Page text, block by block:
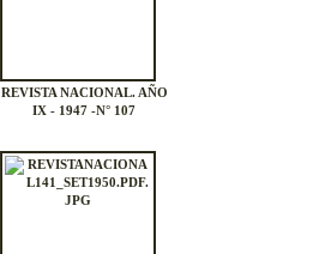
REVISTA NACIONAL. AÑO
IX - 1947 -N° 107